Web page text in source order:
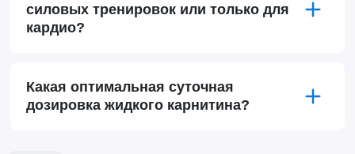
силовых тренировок или только для
кардио?
Какая оптимальная суточная
дозировка жидкого карнитина?